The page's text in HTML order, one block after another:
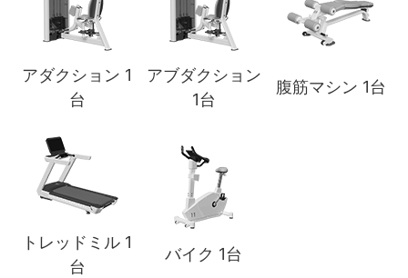
アダクション 1
台
アブダクション
1台
腹筋マシン 1台
トレッドミル 1
台
バイク 1台